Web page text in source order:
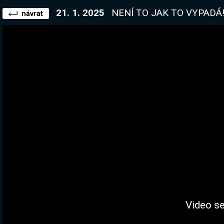
návrat 21. 1. 2025 NENÍ TO JAK TO
Video